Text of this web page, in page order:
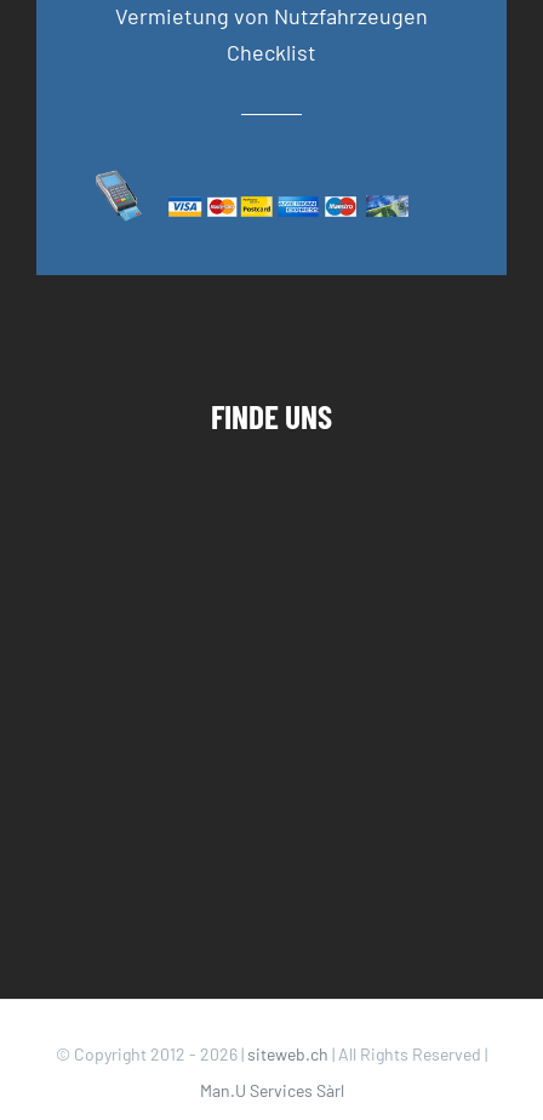
Vermietung von Nutzfahrzeugen
Checklist
FINDE UNS
© Copyright 2012 - 2026 | siteweb.ch | All Rights Reserved |
Man.U Services Sàrl